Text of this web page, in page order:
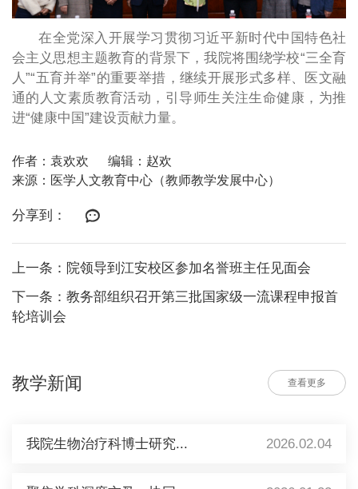
在全党深入开展学习贯彻习近平新时代中国特色社
会主义思想主题教育的背景下，我院将围绕学校“三全育
人”“五育并举”的重要举措，继续开展形式多样、医文融
通的人文素质教育活动，引导师生关注生命健康，为推
进“健康中国”建设贡献力量。
作者：袁欢欢
编辑：赵欢
来源：医学人文教育中心（教师教学发展中心）
分享到：
上一条：院领导到江安校区参加名誉班主任见面会
下一条：教务部组织召开第三批国家级一流课程申报首
轮培训会
教学新闻 查看更多
我院生物治疗科博士研究... 2026.02.04